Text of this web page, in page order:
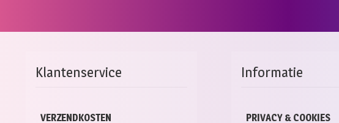
Klantenservice
VERZENDKOSTEN
Informatie
PRIVACY & COOKIES